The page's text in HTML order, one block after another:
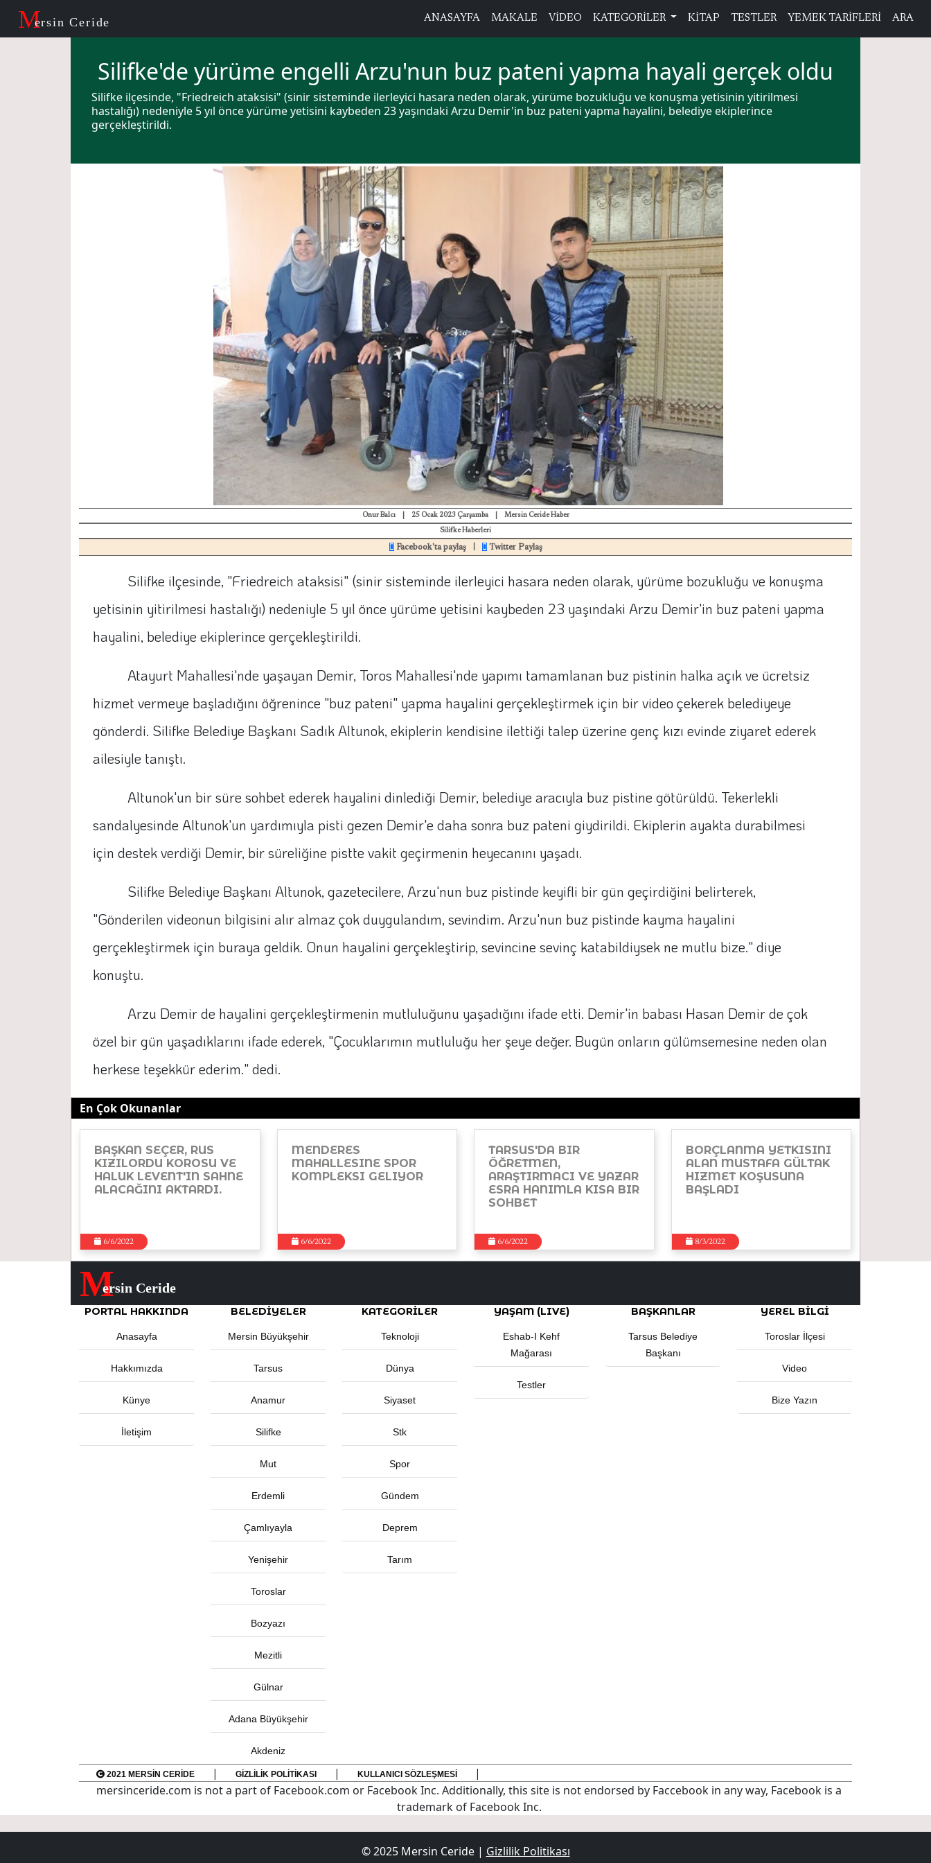
Mersin Ceride ANASAYFA MAKALE VİDEO KATEGORİLER KİTAP TESTLER YEMEK TARİFLERİ ARA
Silifke'de yürüme engelli Arzu'nun buz pateni yapma hayali gerçek oldu
Silifke ilçesinde, "Friedreich ataksisi" (sinir sisteminde ilerleyici hasara neden olarak, yürüme bozukluğu ve konuşma yetisinin yitirilmesi
hastalığı) nedeniyle 5 yıl önce yürüme yetisini kaybeden 23 yaşındaki Arzu Demir'in buz pateni yapma hayalini, belediye ekiplerince
gerçekleştirildi.
Onur Balcı 25 Ocak 2023 Çarşamba Mersin Ceride Haber
Silifke Haberleri
Facebook'ta paylaş Twitter Paylaş
Silifke ilçesinde, "Friedreich ataksisi" (sinir sisteminde ilerleyici hasara neden olarak, yürüme bozukluğu ve konuşma
yetisinin yitirilmesi hastalığı) nedeniyle 5 yıl önce yürüme yetisini kaybeden 23 yaşındaki Arzu Demir'in buz pateni yapma
hayalini, belediye ekiplerince gerçekleştirildi.
Atayurt Mahallesi'nde yaşayan Demir, Toros Mahallesi'nde yapımı tamamlanan buz pistinin halka açık ve ücretsiz
hizmet vermeye başladığını öğrenince "buz pateni" yapma hayalini gerçekleştirmek için bir video çekerek belediyeye
gönderdi. Silifke Belediye Başkanı Sadık Altunok, ekiplerin kendisine ilettiği talep üzerine genç kızı evinde ziyaret ederek
ailesiyle tanıştı.
Altunok'un bir süre sohbet ederek hayalini dinlediği Demir, belediye aracıyla buz pistine götürüldü. Tekerlekli
sandalyesinde Altunok'un yardımıyla pisti gezen Demir'e daha sonra buz pateni giydirildi. Ekiplerin ayakta durabilmesi
için destek verdiği Demir, bir süreliğine pistte vakit geçirmenin heyecanını yaşadı.
Silifke Belediye Başkanı Altunok, gazetecilere, Arzu'nun buz pistinde keyifli bir gün geçirdiğini belirterek,
"Gönderilen videonun bilgisini alır almaz çok duygulandım, sevindim. Arzu'nun buz pistinde kayma hayalini
gerçekleştirmek için buraya geldik. Onun hayalini gerçekleştirip, sevincine sevinç katabildiysek ne mutlu bize." diye
konuştu.
Arzu Demir de hayalini gerçekleştirmenin mutluluğunu yaşadığını ifade etti. Demir'in babası Hasan Demir de çok
özel bir gün yaşadıklarını ifade ederek, "Çocuklarımın mutluluğu her şeye değer. Bugün onların gülümsemesine neden olan
herkese teşekkür ederim." dedi.
En Çok Okunanlar
BAŞKAN SEÇER, RUS
KIZILORDU KOROSU VE
HALUK LEVENT'IN SAHNE
ALACAĞINI AKTARDI.
6/6/2022
MENDERES
MAHALLESINE SPOR
KOMPLEKSI GELIYOR
6/6/2022
TARSUS'DA BIR
ÖĞRETMEN,
ARAŞTIRMACI VE YAZAR
ESRA HANIMLA KISA BIR
SOHBET
6/6/2022
BORÇLANMA YETKISINI
ALAN MUSTAFA GÜLTAK
HIZMET KOŞUSUNA
BAŞLADI
8/3/2022
Mersin Ceride
PORTAL HAKKINDA
Anasayfa
Hakkımızda
Künye
İletişim
BELEDIYELER
Mersin Büyükşehir
Tarsus
Anamur
Silifke
Mut
Erdemli
Çamlıyayla
Yenişehir
Toroslar
Bozyazı
Mezitli
Gülnar
Adana Büyükşehir
Akdeniz
KATEGORİLER
Teknoloji
Dünya
Siyaset
Stk
Spor
Gündem
Deprem
Tarım
YAŞAM (LIVE)
Eshab-I Kehf
Mağarası
Testler
BAŞKANLAR
Tarsus Belediye
Başkanı
YEREL BILGI
Toroslar İlçesi
Video
Bize Yazın
2021 MERSIN CERIDE | GIZLILIK POLITIKASI | KULLANICI SÖZLEŞMESI
|
mersinceride.com is not a part of Facebook.com or Facebook Inc. Additionally, this site is not endorsed by Faccebook in any way, Facebook is a
trademark of Facebook Inc.
© 2025 Mersin Ceride | Gizlilik Politikası